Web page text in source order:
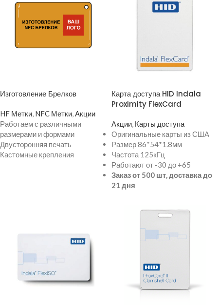
Изготовление Брелков
HF Метки, NFC Метки,Акции
Работаем с различными
размерами и формами
Двусторонняя печать
Кастомные крепления
Карта доступа HID Indala
Proximity FlexCard
Акции, Карты доступа
Оригинальные карты из США
Размер 86*54*1.8мм
Частота 125кГц
Работают от -30 до +65
Заказ от 500 шт, доставка до
21 дня